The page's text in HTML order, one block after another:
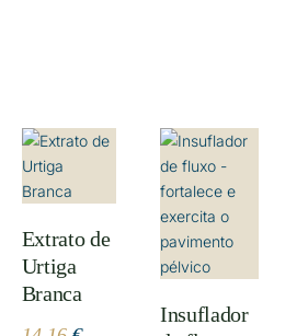
Extrato de
Urtiga
Branca
Insuflador